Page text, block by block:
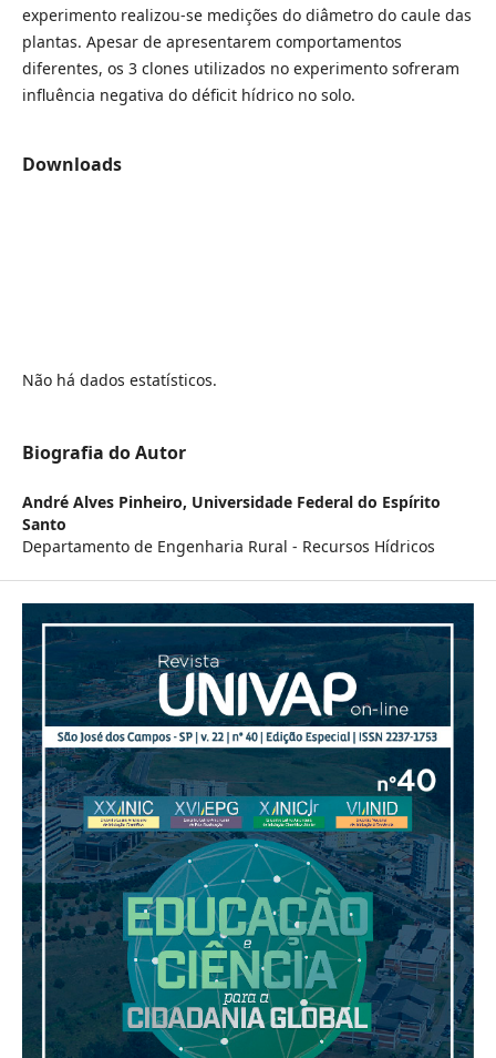
experimento realizou-se medições do diâmetro do caule das
plantas. Apesar de apresentarem comportamentos
diferentes, os 3 clones utilizados no experimento sofreram
influência negativa do déficit hídrico no solo.
Downloads
Não há dados estatísticos.
Biografia do Autor
André Alves Pinheiro, Universidade Federal do Espírito
Santo
Departamento de Engenharia Rural - Recursos Hídricos